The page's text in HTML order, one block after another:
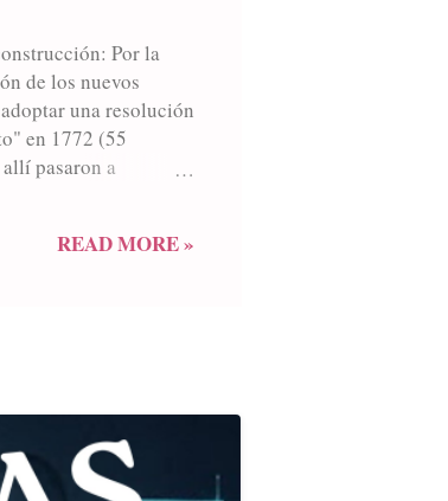
Por la
de los nuevos
una resolución
en 1772 (55
pasaron a
que "...Uno de los
READ MORE »